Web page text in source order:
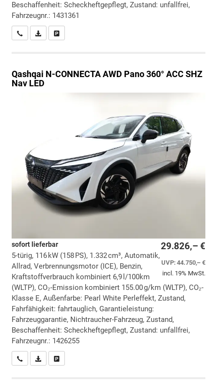
Beschaffenheit: Scheckheftgepflegt, Zustand: unfallfrei,
Fahrzeugnr.: 1431361
Wir rufen Sie anPDF-Datei, Fahrzeugexposé drucken
Qashqai N-CONNECTA AWD Pano 360° ACC SHZ
Nav LED
29.826,– €
UVP:44.750,– €
incl. 19% MwSt.
sofort lieferbar
5-türig, 116 kW (158 PS), 1.332 cm³, Automatik,
Allrad, Verbrennungsmotor (ICE), Benzin,
Kraftstoffverbrauch kombiniert 6,9 l/100km
(WLTP), CO₂-Emission kombiniert 155.00 g/km (WLTP), CO₂-
Klasse E, Außenfarbe: Pearl White Perleffekt, Zustand,
Fahrfähigkeit: fahrtauglich, Garantieleistung:
Fahrzeuggarantie, Nichtraucher-Fahrzeug, Zustand,
Beschaffenheit: Scheckheftgepflegt, Zustand: unfallfrei,
Fahrzeugnr.: 1426255
Wir rufen Sie anPDF-Datei, Fahrzeugexposé drucken